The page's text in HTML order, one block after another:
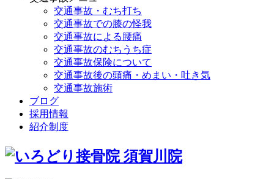
交通事故・むち打ち
交通事故での膝の怪我
交通事故による腰痛
交通事故のむちうち症
交通事故保険について
交通事故後の頭痛・めまい・吐き気
交通事故施術
ブログ
採用情報
紹介制度